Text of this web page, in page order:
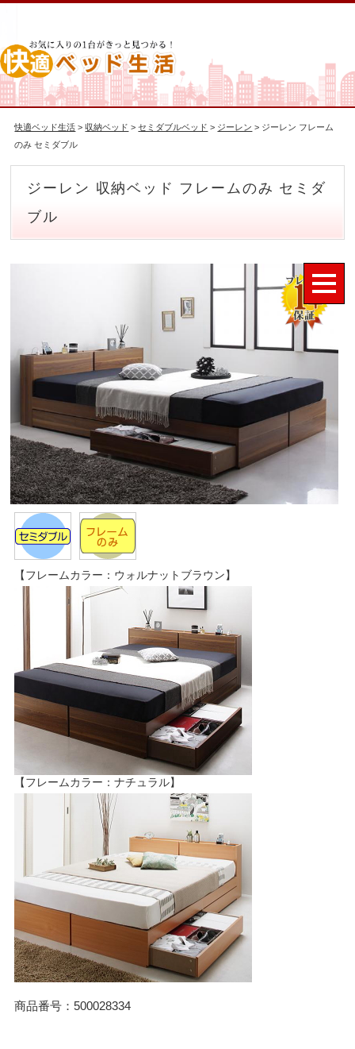
快適ベッド生活 >収納ベッド >セミダブルベッド > ジーレン > ジーレン フレーム
のみ セミダブル
ジーレン 収納ベッド フレームのみ セミダ
ブル
【フレームカラー：ウォルナットブラウン】
【フレームカラー：ナチュラル】
商品番号：500028334